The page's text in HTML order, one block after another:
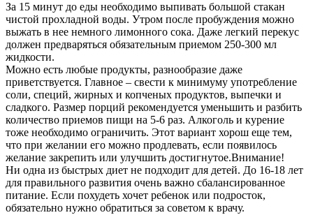
За 15 минут до еды необходимо выпивать большой стакан
чистой прохладной воды. Утром после пробуждения можно
выжать в нее немного лимонного сока. Даже легкий перекус
должен предваряться обязательным приемом 250-300 мл
жидкости.
Можно есть любые продукты, разнообразие даже
приветствуется. Главное – свести к минимуму употребление
соли, специй, жирных и копченых продуктов, выпечки и
сладкого. Размер порций рекомендуется уменьшить и разбить
количество приемов пищи на 5-6 раз. Алкоголь и курение
тоже необходимо ограничить. Этот вариант хорош еще тем,
что при желании его можно продлевать, если появилось
желание закрепить или улучшить достигнутое.Внимание!
Ни одна из быстрых диет не подходит для детей. До 16-18 лет
для правильного развития очень важно сбалансированное
питание. Если похудеть хочет ребенок или подросток,
обязательно нужно обратиться за советом к врачу.